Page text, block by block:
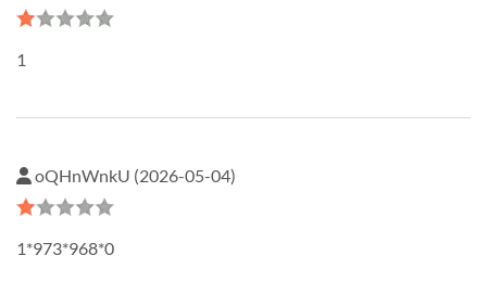
1
oQHnWnkU (2026-05-04)
1*973*968*0